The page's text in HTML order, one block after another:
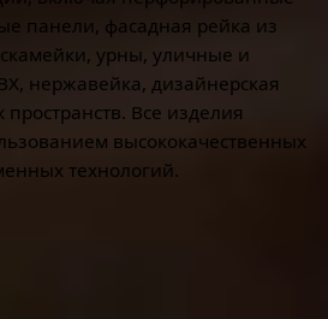
панели, фасадная рейка из
урны, уличные и
нержавейка, дизайнерская
Все изделия
высококачественных
технологий.